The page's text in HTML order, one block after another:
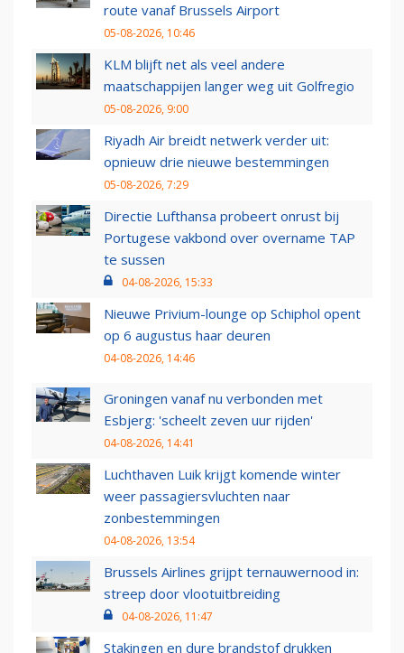
route vanaf Brussels Airport
05-08-2026, 10:46
KLM blijft net als veel andere
maatschappijen langer weg uit Golfregio
05-08-2026, 9:00
Riyadh Air breidt netwerk verder uit:
opnieuw drie nieuwe bestemmingen
05-08-2026, 7:29
Directie Lufthansa probeert onrust bij
Portugese vakbond over overname TAP
te sussen
04-08-2026, 15:33
Nieuwe Privium-lounge op Schiphol opent
op 6 augustus haar deuren
04-08-2026, 14:46
Groningen vanaf nu verbonden met
Esbjerg: 'scheelt zeven uur rijden'
04-08-2026, 14:41
Luchthaven Luik krijgt komende winter
weer passagiersvluchten naar
zonbestemmingen
04-08-2026, 13:54
Brussels Airlines grijpt ternauwernood in:
streep door vlootuitbreiding
04-08-2026, 11:47
Stakingen en dure brandstof drukken